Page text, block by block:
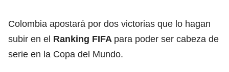
Colombia apostará por dos victorias que lo hagan
subir en el Ranking FIFA para poder ser cabeza de
serie en la Copa del Mundo.